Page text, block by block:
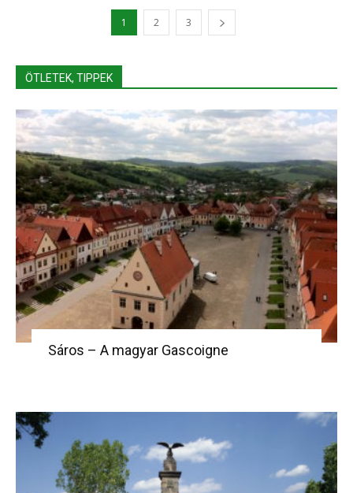
1 2 3
ÖTLETEK, TIPPEK
Sáros – A magyar Gascoigne